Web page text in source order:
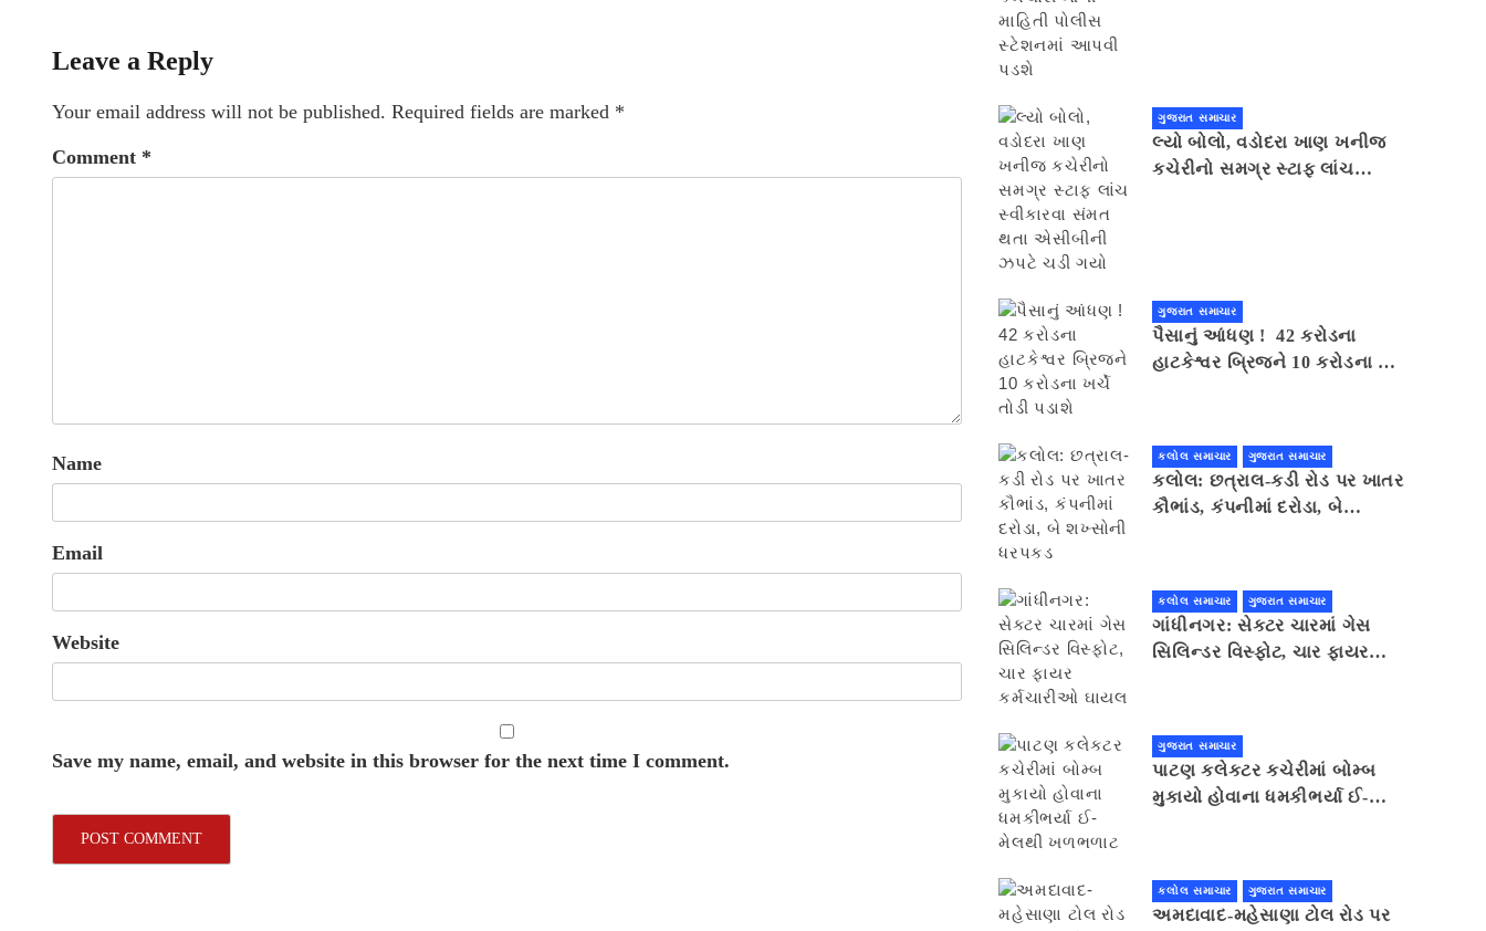
Leave a Reply
Your email address will not be published. Required fields are marked *
Comment *
Name
Email
Website
Save my name, email, and website in this browser for the next time I comment.
ગુજરાત સમાચાર
લ્યો બોલો, વડોદરા ખાણ ખનીજ
કચેરીનો સમગ્ર સ્ટાફ લાંચ
ગુજરાત સમાચાર
પૈસાનું આંધણ ! 42 કરોડના
હાટકેશ્વર બ્રિજને 10 કરોડના ખર્ચે
કલોલ સમાચાર ગુજરાત સમાચાર
કલોલ: છત્રાલ-કડી રોડ પર ખાતર
કૌભાંડ, કંપનીમાં દરોડા, બે
કલોલ સમાચાર ગુજરાત સમાચાર
ગાંધીનગર: સેક્ટર ચારમાં ગેસ
સિલિન્ડર વિસ્ફોટ, ચાર ફાયર
ગુજરાત સમાચાર
પાટણ કલેકટર કચેરીમાં બોમ્બ
મુકાયો હોવાના ધમકીભર્યા ઈ-
કલોલ સમાચાર ગુજરાત સમાચાર
અમદાવાદ-મહેસાણા ટોલ રોડ પર